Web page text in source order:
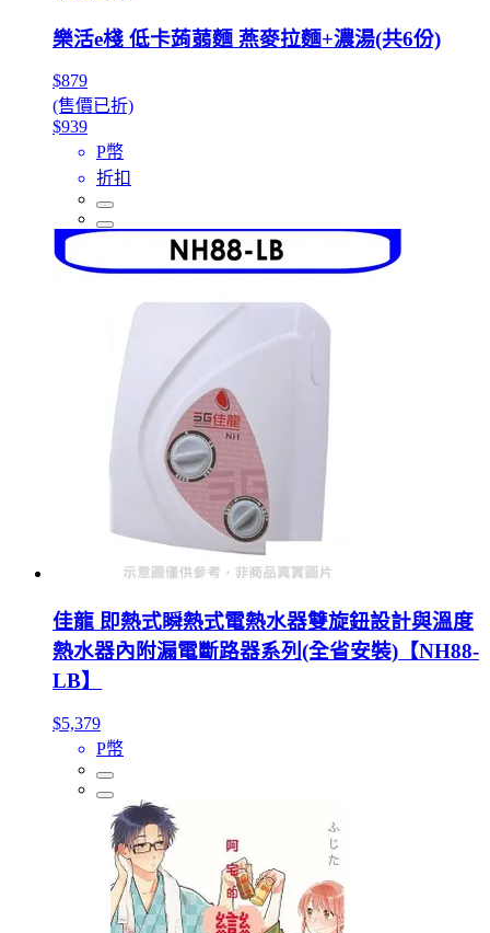
樂活e棧 低卡蒟蒻麵 燕麥拉麵+濃湯(共6份)
$879
(售價已折)
$939
P幣
折扣
佳龍 即熱式瞬熱式電熱水器雙旋鈕設計與溫度
熱水器內附漏電斷路器系列(全省安裝)【NH88-
LB】
$5,379
P幣